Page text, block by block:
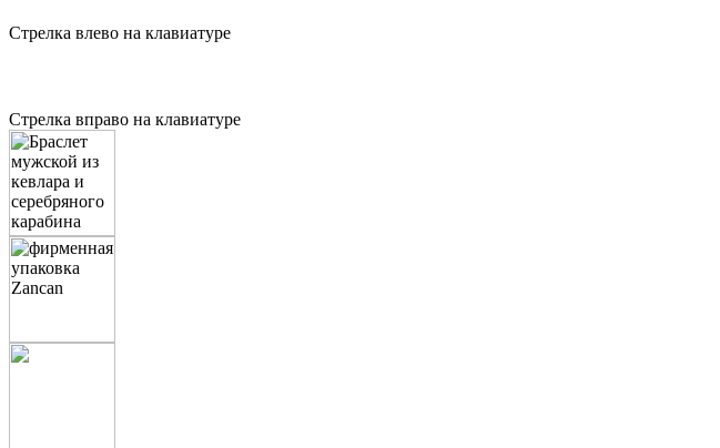
Стрелка влево на клавиатуре
Стрелка вправо на клавиатуре